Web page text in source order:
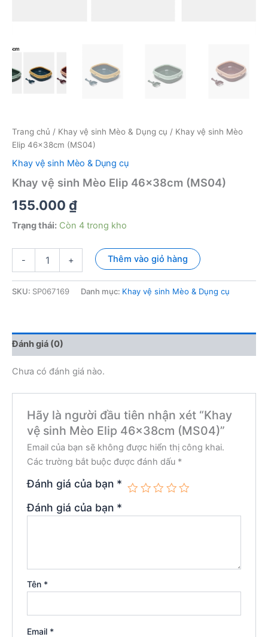
Trang chủ / Khay vệ sinh Mèo & Dụng cụ / Khay vệ sinh Mèo
Elip 46x38cm (MS04)
Khay vệ sinh Mèo & Dụng cụ
Khay vệ sinh Mèo Elip 46x38cm (MS04)
155.000 ₫
Trạng thái: Còn 4 trong kho
-
Mèo
số
lượng
+ Thêm vào giỏ hàng
SKU: SP067169 Danh mục: Khay vệ sinh Mèo & Dụng cụ
Đánh giá (0)
Chưa có đánh giá nào.
Hãy là người đầu tiên nhận xét “Khay
vệ sinh Mèo Elip 46x38cm (MS04)”
Email của bạn sẽ không được hiển thị công khai.
Các trường bắt buộc được đánh dấu *
Đánh giá của bạn *
Đánh giá của bạn *
Tên *
Email *